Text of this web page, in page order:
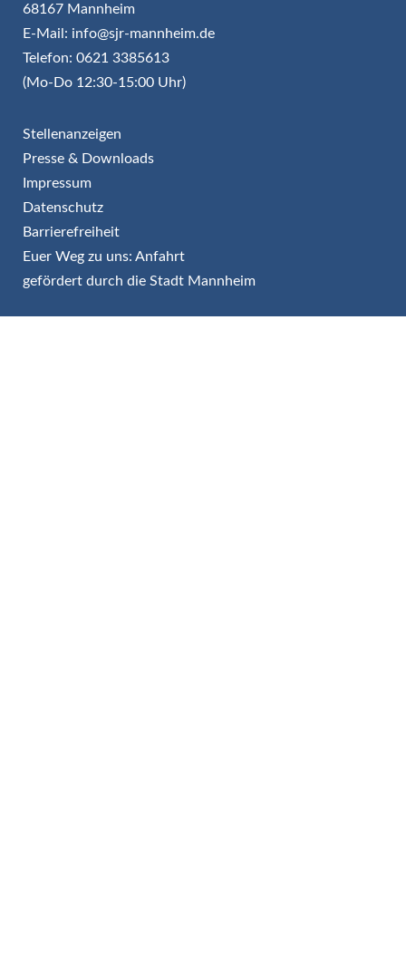
68167 Mannheim
E-Mail: info@sjr-mannheim.de
Telefon: 0621 3385613
(Mo-Do 12:30-15:00 Uhr)
Stellenanzeigen
Presse & Downloads
Impressum
Datenschutz
Barrierefreiheit
Euer Weg zu uns: Anfahrt
gefördert durch die Stadt Mannheim